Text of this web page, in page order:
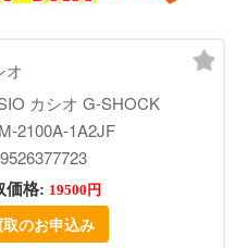
オ
カシオ G-SHOCK
2100A-1A2JF
価格: 19500円
取のお申込み